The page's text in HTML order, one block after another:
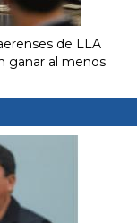
de LLA
ganar al menos